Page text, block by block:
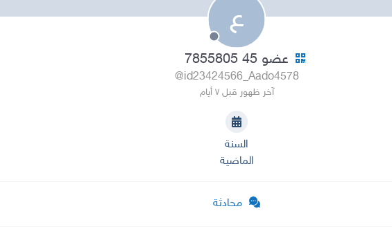
ع
عضو 45 7855805
@id23424566_Aado4578
آخر ظهور قبل ٧ أيام
السنة
الماضية
محادثة